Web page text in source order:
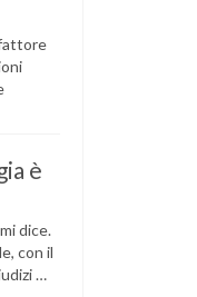
è
dice.
con il
…